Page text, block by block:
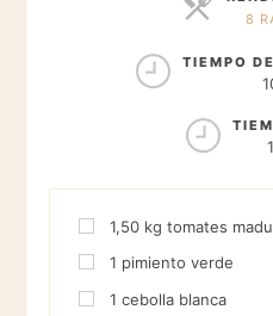
8
TIEMPO
1,50 kg tomates
1 pimiento verde
1 cebolla blanca